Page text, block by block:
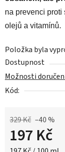
na prevenci proti
olejů a vitamínů.
Položka byla
Dostupnost
Možnosti
Kód:
329 Kč –40 %
197 Kč